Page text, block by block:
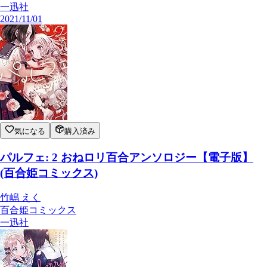
一迅社
2021/11/01
気になる 購入済み
パルフェ: 2 おねロリ百合アンソロジー【電子版】
(百合姫コミックス)
竹嶋 えく
百合姫コミックス
一迅社